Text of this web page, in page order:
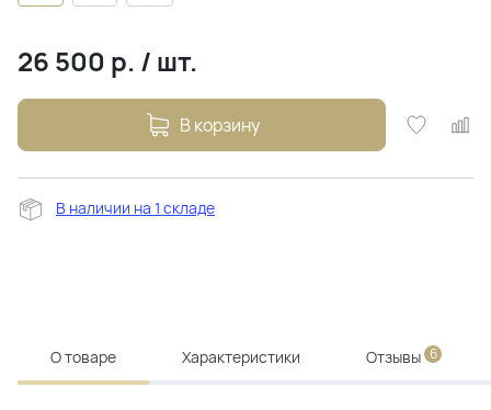
26 500 р. / шт.
В корзину
В наличии на 1 складе
О товаре Характеристики Отзывы 6